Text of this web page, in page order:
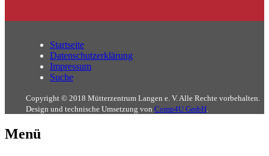
Startseite
Datenschutzerklärung
Impressum
Suche
Copyright © 2018 Mütterzentrum Langen e. V. Alle Rechte vorbehalten.
Design und technische Umsetzung von Comp4U GmbH.
Menü